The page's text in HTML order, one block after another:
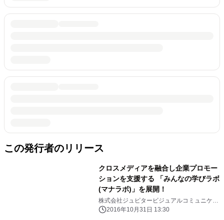
この発行者のリリース
クロスメディアを融合し企業プロモー
ションを支援する 「みんなの学びラボ
(マナラボ)」を展開！
株式会社ジュピタービジュアルコミュニケー
ションズ
2016年10月31日 13:30